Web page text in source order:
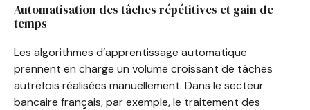
Automatisation des tâches répétitives et gain de
temps
Les algorithmes d’apprentissage automatique
prennent en charge un volume croissant de tâches
autrefois réalisées manuellement. Dans le secteur
bancaire français, par exemple, le traitement des